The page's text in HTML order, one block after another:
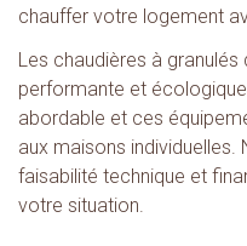
chauffer votre logement
Les chaudières à
performante et
abordable et ces
aux maisons
faisabilité technique et
votre situation.